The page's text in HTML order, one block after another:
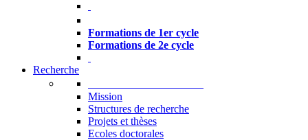
Formations de 1er cycle
Formations de 2e cycle
Recherche
Mission
Structures de recherche
Projets et thèses
Ecoles doctorales